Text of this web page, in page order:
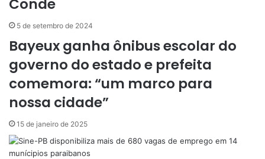
a
-
m
a
Conde
5 de setembro de 2024
Bayeux ganha ônibus escolar do
governo do estado e prefeita
comemora: “um marco para
nossa cidade”
15 de janeiro de 2025